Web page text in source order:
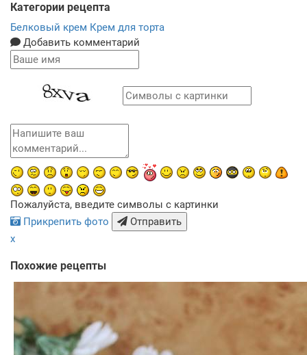
Категории рецепта
Белковый крем Крем для торта
Добавить комментарий
Пожалуйста, введите символы с картинки
Прикрепить фото
Отправить
x
Похожие рецепты